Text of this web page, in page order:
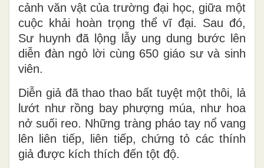
cảnh văn vật của trường đại học, giữa một
cuộc khải hoàn trọng thể vĩ đại. Sau đó,
Sư huynh đã lộng lẫy ung dung bước lên
diễn đàn ngỏ lời cùng 650 giáo sư và sinh
viên.
Diễn giả đã thao thao bất tuyệt một thôi, lả
lướt như rồng bay phượng múa, như hoa
nở suối reo. Những tràng pháo tay nổ vang
lên liên tiếp, liên tiếp, chứng tỏ các thính
giả được kích thích đến tột độ.